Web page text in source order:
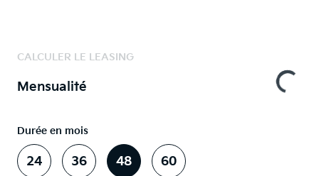
CALCULER LE LEASING
Mensualité
Durée en mois
24 36 48 60